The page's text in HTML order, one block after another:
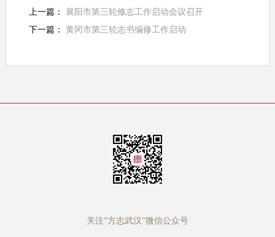
上一篇： 襄阳市第三轮修志工作启动会议召开
下一篇： 黄冈市第三轮志书编修工作启动
关注“方志武汉”微信公众号